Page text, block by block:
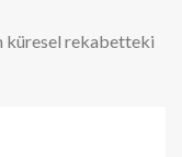
küresel rekabetteki